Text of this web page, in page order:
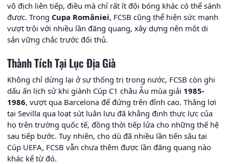
vô địch liên tiếp, điều mà chỉ rất ít đội bóng khác có thể sánh
được. Trong Cupa României, FCSB cũng thể hiện sức mạnh
vượt trội với nhiều lần đăng quang, xây dựng nên một di
sản vững chắc trước đối thủ.
Thành Tích Tại Lục Địa Già
Không chỉ dừng lại ở sự thống trị trong nước, FCSB còn ghi
dấu ấn lịch sử khi giành Cúp C1 châu Âu mùa giải 1985-
1986, vượt qua Barcelona để đứng trên đỉnh cao. Thắng lợi
tại Sevilla qua loạt sút luân lưu đã khẳng định thực lực của
họ trên trường quốc tế, đồng thời tiếp lửa cho những thế hệ
sau tiếp bước. Tuy nhiên, cho dù đã nhiều lần tiến sâu tại
Cúp UEFA, FCSB vẫn chưa thêm được lần đăng quang nào
khác kể từ đó.